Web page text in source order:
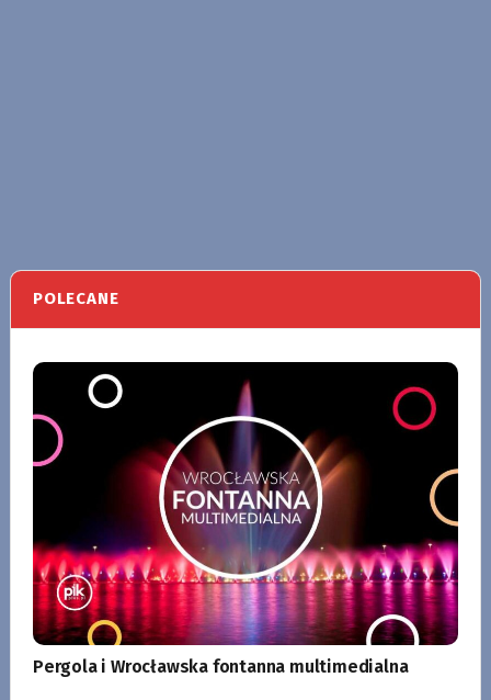
POLECANE
Pergola i Wrocławska fontanna multimedialna